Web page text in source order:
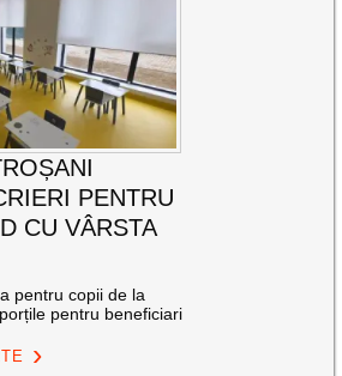
PENTRU
CU VÂRSTA
pentru copii de la
pentru beneficiari